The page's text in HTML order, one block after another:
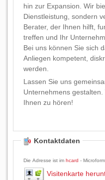
hin zur Expansion. Wir
Dienstleistung, sondern
Berater, der Ihnen hilft,
treffen und Ihr
Bei uns können Sie sich
Anliegen kompetent,
werden.
Lassen Sie uns
Unternehmens
Ihnen zu hören!
Kontaktdaten
Die Adresse ist im hcard -
Visitenkarte